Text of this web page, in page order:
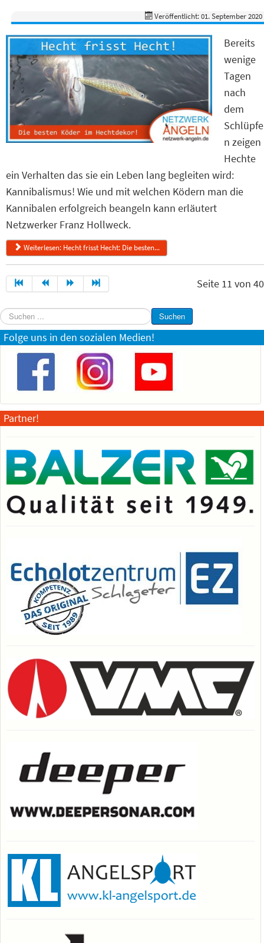
Veröffentlicht: 01. September 2020
Bereits
wenige
Tagen
nach
dem
Schlüpfe
n zeigen
Hechte
ein Verhalten das sie ein Leben lang begleiten wird:
Kannibalismus! Wie und mit welchen Ködern man die
Kannibalen erfolgreich beangeln kann erläutert
Netzwerker Franz Hollweck.
Weiterlesen: Hecht frisst Hecht: Die besten...
Seite 11 von 40
Suchen
...
Suchen
Folge uns in den sozialen Medien!
Partner!